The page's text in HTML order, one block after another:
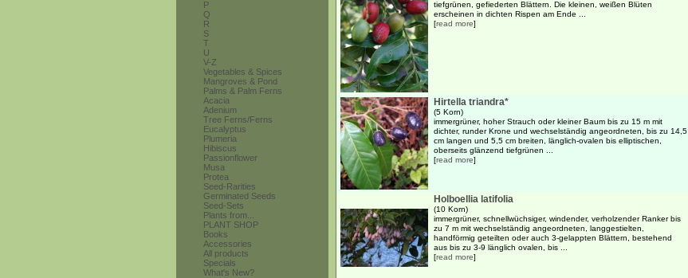
P
Q
R
S
T
U
V-Z
Vegetables & Spices
Mangroves & Pond
Palms & Palm Ferns
Acacia
Adenium
Tree Ferns/Ferns
Eucalyptus
Plumeria
Hibiscus
Passionflower
Musa
Protea
Seed-Rarities
Germinated Seeds
Seed-Sets
Plants from...
PLANT SHOP
Books
Accessories
All products
Specials
What's New?
tiefgrünen, gefiederten Blättern. Die kleinen, weißen Blüten
erscheinen in dichten Rispen am Ende ...
[read more]
Hirtella triandra*
(5 Korn)
immergrüner, hoher Strauch oder kleiner Baum bis zu 15 m mit
dichter, runder Krone und wechselständig angeordneten, bis zu 14,5
cm langen und 5,5 cm breiten, länglich-ovalen bis elliptischen,
oberseits glänzend tiefgrünen ...
[read more]
Holboellia latifolia
(10 Korn)
immergrüner, schnellwüchsiger, windender, verholzender Ranker bis
zu 7 m mit wechselständig angeordneten, langgestielten,
handförmig geteilten oder auch 3-gelappten Blättern, bestehend
aus bis zu 3-9 länglich ovalen, bis ...
[read more]